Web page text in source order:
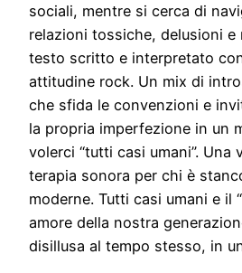
sociali, mentre si cerca di
relazioni tossiche, delusioni e
testo scritto e interpretato
attitudine rock. Un mix di
che sfida le convenzioni e
la propria imperfezione in un
volerci “tutti casi umani”. Una
terapia sonora per chi è
moderne. Tutti casi umani e il
amore della nostra
disillusa al tempo stesso, in